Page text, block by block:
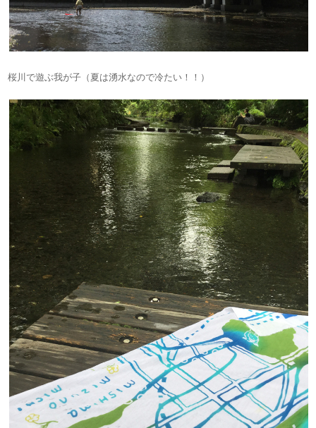
桜川で遊ぶ我が子（夏は湧水なので冷たい！！）